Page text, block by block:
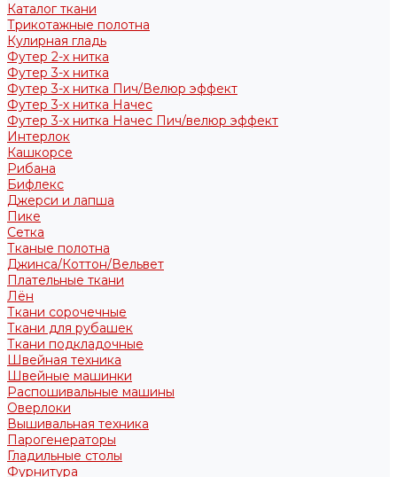
Каталог ткани
Трикотажные полотна
Кулирная гладь
Футер 2-х нитка
Футер 3-х нитка
Футер 3-х нитка Пич/Велюр эффект
Футер 3-х нитка Начес
Футер 3-х нитка Начес Пич/велюр эффект
Интерлок
Кашкорсе
Рибана
Бифлекс
Джерси и лапша
Пике
Сетка
Тканые полотна
Джинса/Коттон/Вельвет
Плательные ткани
Лён
Ткани сорочечные
Ткани для рубашек
Ткани подкладочные
Швейная техника
Швейные машинки
Распошивальные машины
Оверлоки
Вышивальная техника
Парогенераторы
Гладильные столы
Фурнитура